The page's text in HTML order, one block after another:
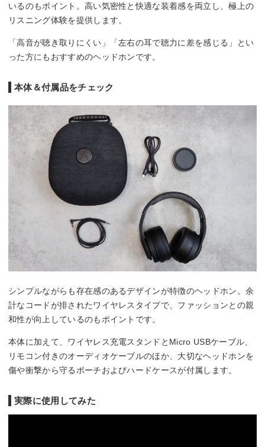
いるのもポイント。高い気密性と快適な装着感を両立し、極上の
リスニング体験を提供します。
「高音が聴き取りにくい」「左右の耳で聴力に差を感じる」とい
った方にもおすすめのヘッドホンです。
本体＆付属品をチェック
シンプルながらも存在感のあるデザインが特徴のヘッドホン。余
計なコードが排されたワイヤレスタイプで、ファッションとの親
和性が向上しているのもポイントです。
本体に加えて、ワイヤレス充電スタンドとMicro USBケーブル、
リモコン付きのオーディオケーブルのほか、大切なヘッドホンを
傷や衝撃から守るポーチおよびハードケースが付属します。
実際に使用してみた